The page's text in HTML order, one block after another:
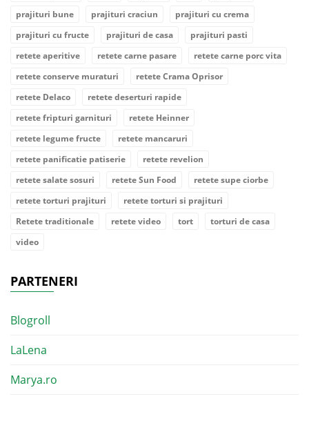
prajituri bune
prajituri craciun
prajituri cu crema
prajituri cu fructe
prajituri de casa
prajituri pasti
retete aperitive
retete carne pasare
retete carne porc vita
retete conserve muraturi
retete Crama Oprisor
retete Delaco
retete deserturi rapide
retete fripturi garnituri
retete Heinner
retete legume fructe
retete mancaruri
retete panificatie patiserie
retete revelion
retete salate sosuri
retete Sun Food
retete supe ciorbe
retete torturi prajituri
retete torturi si prajituri
Retete traditionale
retete video tort
torturi de casa
video
PARTENERI
Blogroll
LaLena
Marya.ro